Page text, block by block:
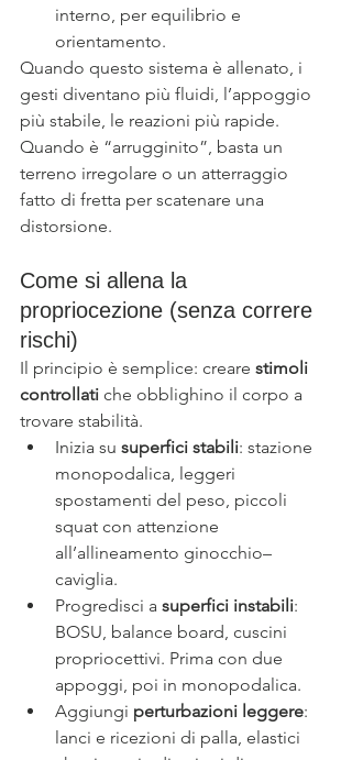
interno, per equilibrio e
orientamento.
Quando questo sistema è allenato, i
gesti diventano più fluidi, l’appoggio
più stabile, le reazioni più rapide.
Quando è “arrugginito”, basta un
terreno irregolare o un atterraggio
fatto di fretta per scatenare una
distorsione.
Come si allena la
propriocezione (senza correre
rischi)
Il principio è semplice: creare stimoli
controllati che obblighino il corpo a
trovare stabilità.
Inizia su superfici stabili: stazione
monopodalica, leggeri
spostamenti del peso, piccoli
squat con attenzione
all’allineamento ginocchio–
caviglia.
Progredisci a superfici instabili:
BOSU, balance board, cuscini
propriocettivi. Prima con due
appoggi, poi in monopodalica.
Aggiungi perturbazioni leggere:
lanci e ricezioni di palla, elastici